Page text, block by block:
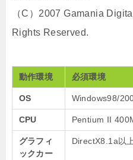
（C）2007 Gamania
Rights Reserved.
動作環境 必須環境
OS Windows98/
CPU Pentium II
グラフィ
ックカー
DirectX8.1a以